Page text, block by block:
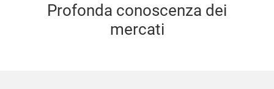
Profonda conoscenza dei
mercati